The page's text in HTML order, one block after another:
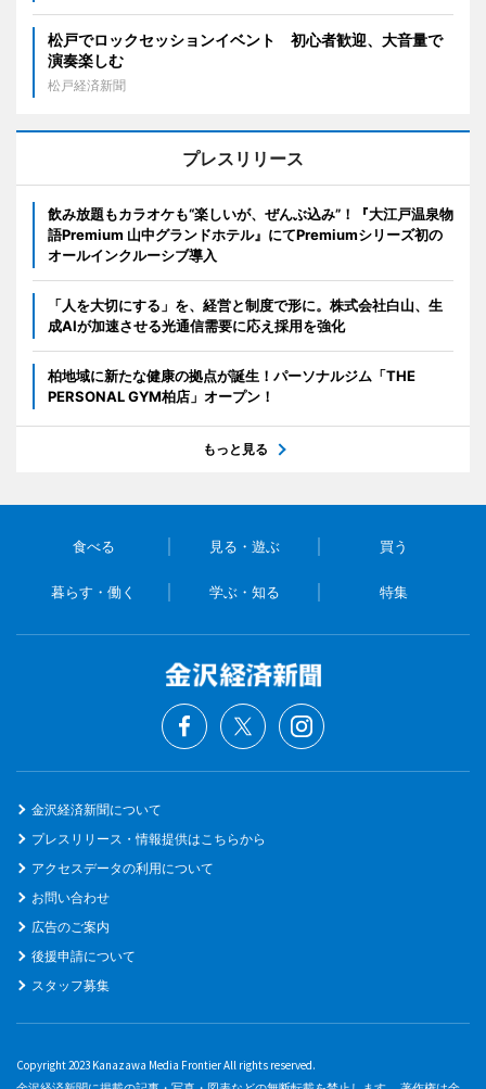
松戸でロックセッションイベント 初心者歓迎、大音量で
演奏楽しむ
松戸経済新聞
プレスリリース
飲み放題もカラオケも“楽しいが、ぜんぶ込み”！『大江戸温泉物
語Premium 山中グランドホテル』にてPremiumシリーズ初の
オールインクルーシブ導入
「人を大切にする」を、経営と制度で形に。株式会社白山、生
成AIが加速させる光通信需要に応え採用を強化
柏地域に新たな健康の拠点が誕生！パーソナルジム「THE
PERSONAL GYM柏店」オープン！
もっと見る
食べる 見る・遊ぶ 買う
暮らす・働く 学ぶ・知る 特集
金沢経済新聞について
プレスリリース・情報提供はこちらから
アクセスデータの利用について
お問い合わせ
広告のご案内
後援申請について
スタッフ募集
Copyright 2023 Kanazawa Media Frontier All rights reserved.